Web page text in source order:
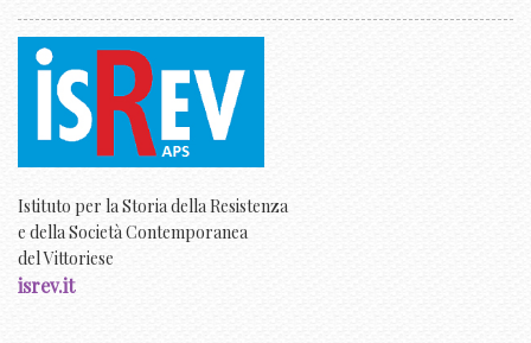
Istituto per la Storia della Resistenza
e della Società Contemporanea
del Vittoriese
isrev.it